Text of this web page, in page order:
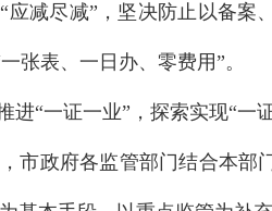
“应减尽减”，坚决防止以备案
张表、一日办、零费用”。
进“一证一业”，探索实现“一
市政府各监管部门结合本部